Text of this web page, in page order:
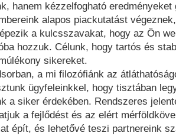
hanem kézzelfogható eredményeket
alapos piackutatást
a kulcsszavakat, hogy az Ön
hozzuk. Célunk, hogy tartós és
sikereket.
a mi filozófiánk az
ügyfeleinkkel, hogy tisztában
a siker érdekében. Rendszeres
a fejlődést és az elért
épít, és lehetővé teszi partnereink